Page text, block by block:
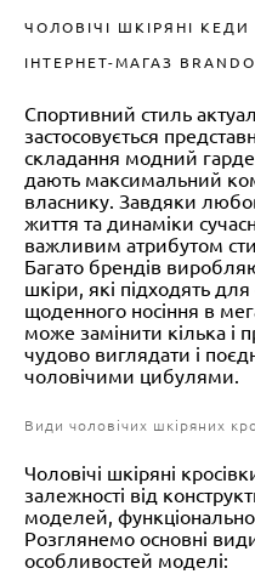
ЧОЛОВІЧІ ШКІРЯНІ
ІНТЕРНЕТ-МАГАЗ
Спортивний стиль
застосовується
складання модний
дають максимальний
власнику. Завдяки
життя та динаміки
важливим атрибутом
Багато брендів
шкіри, які підходять
щоденного носіння в
може замінити кілька і
чудово виглядати і
чоловічими цибулями.
Види чоловічих шкіряних
Чоловічі шкіряні
залежності від
моделей,
Розглянемо основні
особливостей моделі: